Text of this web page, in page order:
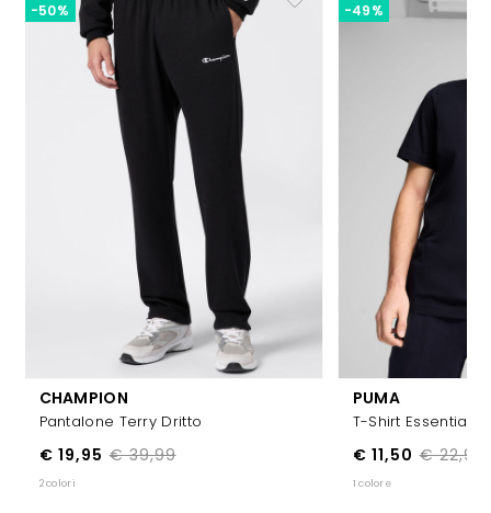
CHAMPION
Pantalone Terry Dritto
€ 39,99
€ 19,95
-50%
2 colori
PUMA
T-Shirt Essentials
€ 22,99
€ 11,50
-49%
1 colore